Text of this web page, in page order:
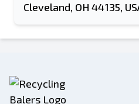
Cleveland, OH 44135,